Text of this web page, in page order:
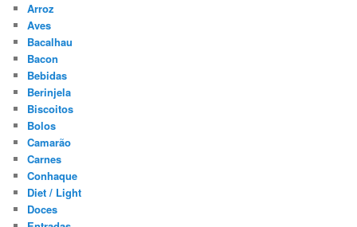
Arroz
Aves
Bacalhau
Bacon
Bebidas
Berinjela
Biscoitos
Bolos
Camarão
Carnes
Conhaque
Diet / Light
Doces